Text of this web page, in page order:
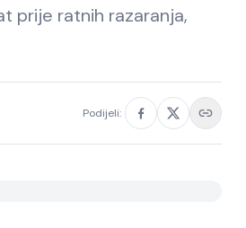
prije ratnih razaranja,
Podijeli: